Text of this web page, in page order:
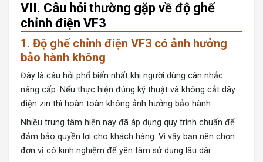
VII. Câu hỏi thường gặp về độ ghế
chỉnh điện VF3
1. Độ ghế chỉnh điện VF3 có ảnh hưởng
bảo hành không
Đây là câu hỏi phổ biến nhất khi người dùng cân nhắc
nâng cấp. Nếu thực hiện đúng kỹ thuật và không cắt dây
điện zin thì hoàn toàn không ảnh hưởng bảo hành.
Nhiều trung tâm hiện nay đã áp dụng quy trình chuẩn để
đảm bảo quyền lợi cho khách hàng. Vì vậy bạn nên chọn
đơn vị có kinh nghiệm để yên tâm sử dụng lâu dài.